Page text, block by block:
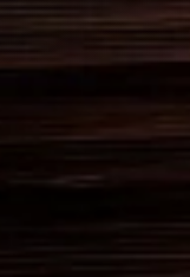
du nogen spørgsmål?